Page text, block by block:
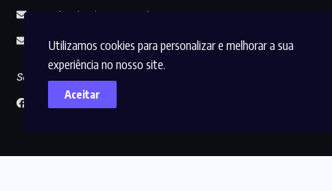
Utilizamos cookies para personalizar e melhorar a sua
experiência no nosso site.
Aceitar
portal@circuitomt.com.br
midia@circuitomt.com.br
Seguir